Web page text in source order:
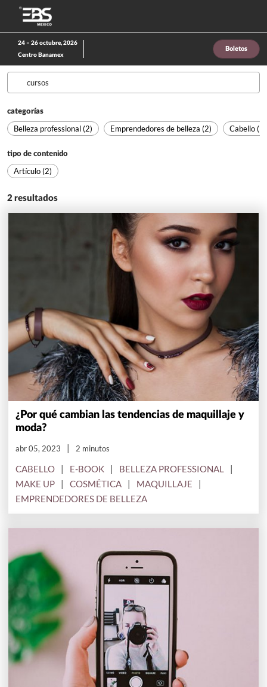
Saltar
contenido
24 – 26 octubre, 2026
Centro Banamex
Boletos
categorías
Belleza professional (2) Emprendedores de belleza (2) Cabello (1)
tipo de contenido
Artículo (2)
2 resultados
¿Por qué cambian las tendencias de maquillaje y
moda?
abr 05, 2023 2 minutos
CABELLO E-BOOK
BELLEZA PROFESSIONAL
MAKE UP
COSMÉTICA
MAQUILLAJE
EMPRENDEDORES DE BELLEZA